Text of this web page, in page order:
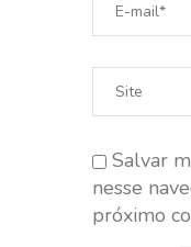
Salvar
nesse
próximo